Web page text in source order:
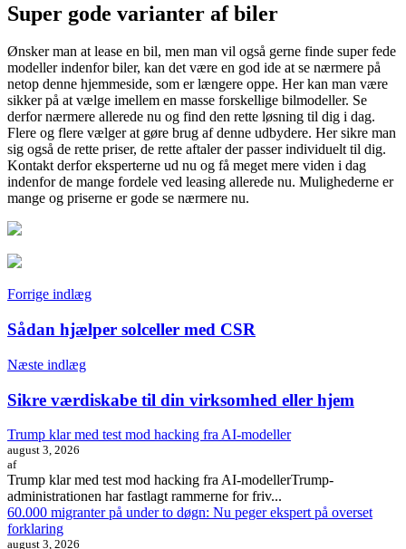
Super gode varianter af biler
Ønsker man at lease en bil, men man vil også gerne finde super fede
modeller indenfor biler, kan det være en god ide at se nærmere på
netop denne hjemmeside, som er længere oppe. Her kan man være
sikker på at vælge imellem en masse forskellige bilmodeller. Se
derfor nærmere allerede nu og find den rette løsning til dig i dag.
Flere og flere vælger at gøre brug af denne udbydere. Her sikre man
sig også de rette priser, de rette aftaler der passer individuelt til dig.
Kontakt derfor eksperterne ud nu og få meget mere viden i dag
indenfor de mange fordele ved leasing allerede nu. Mulighederne er
mange og priserne er gode se nærmere nu.
Indlægsnavigation
Forrige indlæg
Sådan hjælper solceller med CSR
Næste indlæg
Sikre værdiskabe til din virksomhed eller hjem
Trump klar med test mod hacking fra AI-modeller
august 3, 2026
af
Trump klar med test mod hacking fra AI-modellerTrump-
administrationen har fastlagt rammerne for friv...
60.000 migranter på under to døgn: Nu peger ekspert på overset
forklaring
august 3, 2026